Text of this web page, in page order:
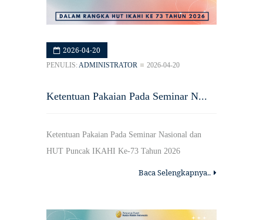
2026-04-20
PENULIS:ADMINISTRATOR 2026-04-20
Ketentuan Pakaian Pada Seminar N...
Ketentuan Pakaian Pada Seminar Nasional dan
HUT Puncak IKAHI Ke-73 Tahun 2026
Baca Selengkapnya..